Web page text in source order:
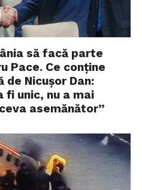
să facă parte
Pace. Ce conține
Nicușor Dan:
fi unic, nu a mai
asemănător”